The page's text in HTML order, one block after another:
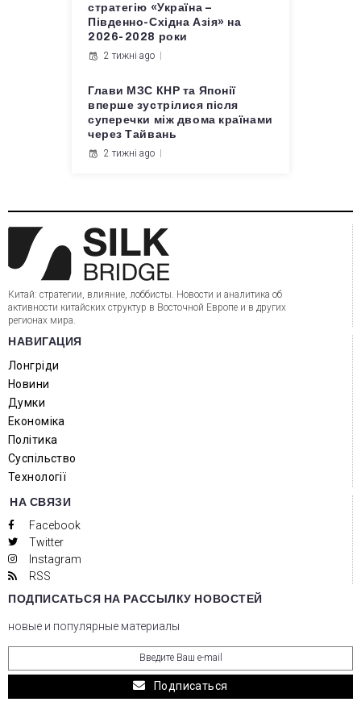
стратегію «Україна –
Південно-Східна Азія» на
2026-2028 роки
2 тижні ago
Глави МЗС КНР та Японії
вперше зустрілися після
суперечки між двома країнами
через Тайвань
2 тижні ago
Китай: стратегии, влияние, лоббисты. Новости и аналитика об
активности китайских структур в Восточной Европе и в других
регионах мира.
НАВИГАЦИЯ
Лонгріди
Новини
Думки
Економіка
Політика
Суспільство
Технології
НА СВЯЗИ
Facebook
Twitter
Instagram
RSS
ПОДПИСАТЬСЯ НА РАССЫЛКУ НОВОСТЕЙ
новые и популярные материалы
Подписаться